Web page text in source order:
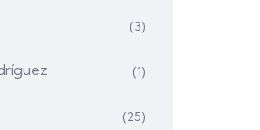
(3)
(1)
(25)